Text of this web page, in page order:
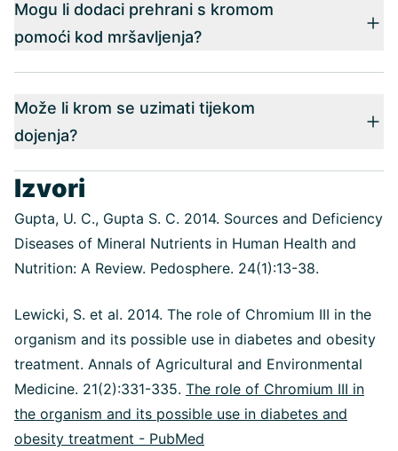
Mogu li dodaci prehrani s kromom
pomoći kod mršavljenja?
Može li krom se uzimati tijekom
dojenja?
Izvori
Gupta, U. C., Gupta S. C. 2014. Sources and Deficiency
Diseases of Mineral Nutrients in Human Health and
Nutrition: A Review. Pedosphere. 24(1):13-38.
Lewicki, S. et al. 2014. The role of Chromium III in the
organism and its possible use in diabetes and obesity
treatment. Annals of Agricultural and Environmental
Medicine. 21(2):331-335. The role of Chromium III in
the organism and its possible use in diabetes and
obesity treatment - PubMed